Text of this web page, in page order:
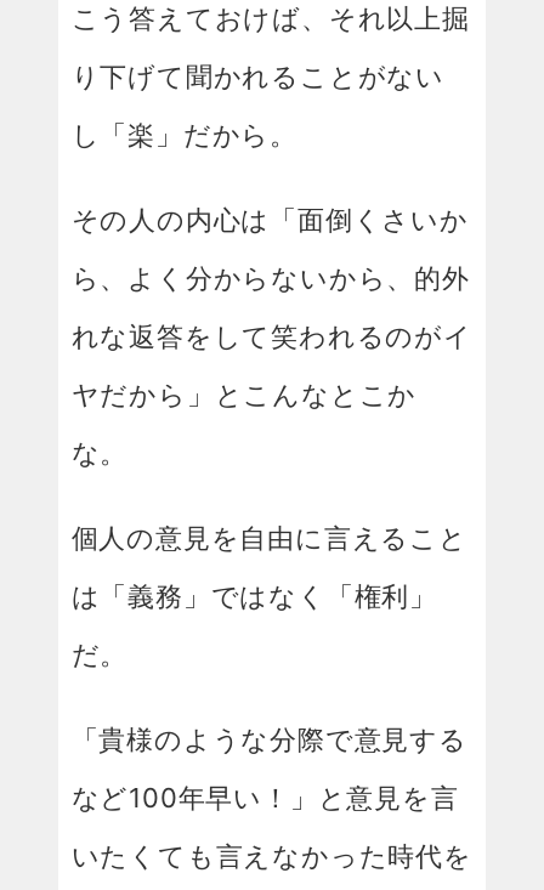
こう答えておけば、それ以上掘
り下げて聞かれることがない
し「楽」だから。
その人の内心は「面倒くさいか
ら、よく分からないから、的外
れな返答をして笑われるのがイ
ヤだから」とこんなとこか
な。
個人の意見を自由に言えること
は「義務」ではなく「権利」
だ。
「貴様のような分際で意見する
など100年早い！」と意見を言
いたくても言えなかった時代を